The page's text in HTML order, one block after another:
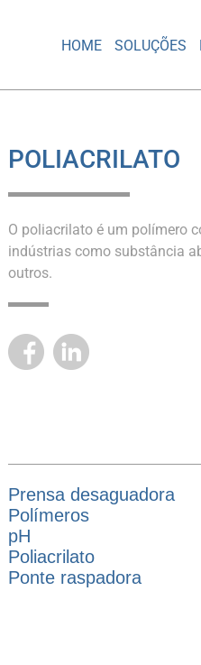
HOME SOLUÇÕES
POLIACRILATO
O poliacrilato é um polímero
indústrias como substância
outros.
Prensa desaguadora
Polímeros
pH
Poliacrilato
Ponte raspadora